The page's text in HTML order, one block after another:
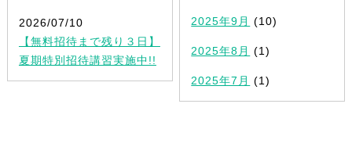
2026/07/10
【無料招待まで残り３日】
夏期特別招待講習実施中!!
2025年9月 (10)
2025年8月 (1)
2025年7月 (1)